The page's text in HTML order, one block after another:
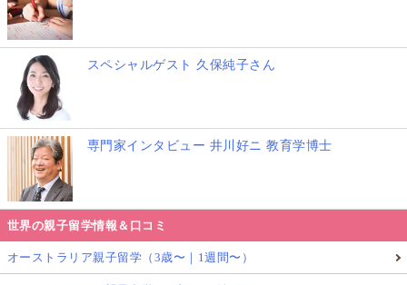
スペシャルゲスト 久保純子さん
専門家インタビュー 井川好ニ 教育学博士
世界の親子留学情報＆口コミ
オーストラリア親子留学（3歳〜｜1週間〜）